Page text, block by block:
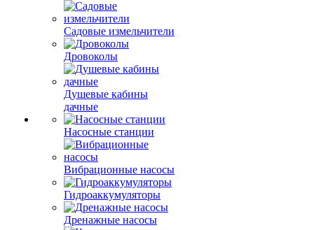
Садовые измельчители
Дровоколы
Душевые кабины
дачные
Насосные станции
Вибрационные насосы
Гидроаккумуляторы
Дренажные насосы